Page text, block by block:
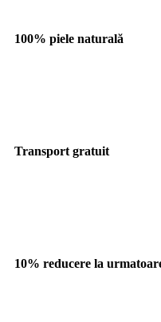
100% piele naturală
Transport gratuit
10% reducere la